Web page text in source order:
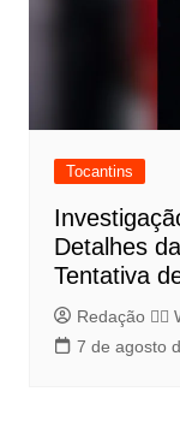
Tocantins
Detalhes
Tentativa
Redação 👨‍⚖️​
7 de agosto